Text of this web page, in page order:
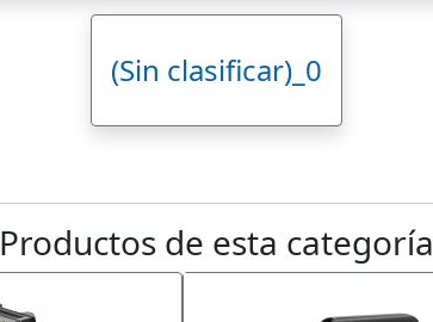
(Sin clasificar)_0
Productos de esta categoría